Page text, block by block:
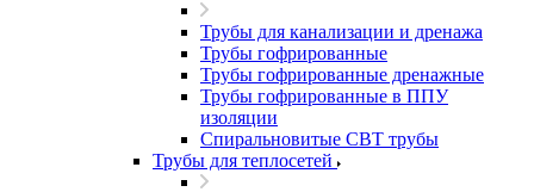
Трубы для канализации и дренажа
Трубы гофрированные
Трубы гофрированные дренажные
Трубы гофрированные в ППУ
изоляции
Спиральновитые СВТ трубы
Трубы для теплосетей